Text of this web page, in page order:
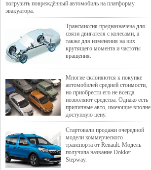
погрузить повреждённый автомобиль на платформу
эвакуатора.
Трансмиссия предназначена для
связи двигателя с колесами, а
также для изменения на них
крутящего момента и частоты
вращения.
Многие склоняются к покупке
автомобилей средней стоимости,
но приобрести его не всегда
позволяют средства. Однако есть
приличные авто, имеющие вполне
доступную цену.
Стартовали продажи очередной
модели коммерческого
транспорта от Renault. Модель
получила название Dokker
Stepway.